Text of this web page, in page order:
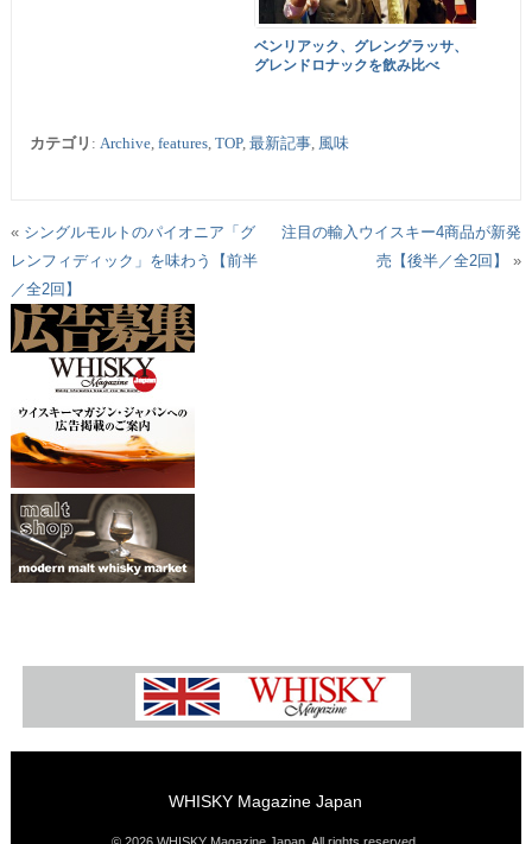
ベンリアック、グレングラッサ、
グレンドロナックを飲み比べ
カテゴリ : Archive, features, TOP, 最新記事, 風味
« シングルモルトのパイオニア「グ
レンフィディック」を味わう【前半
／全2回】
注目の輸入ウイスキー4商品が新発
売【後半／全2回】
»
WHISKY Magazine Japan